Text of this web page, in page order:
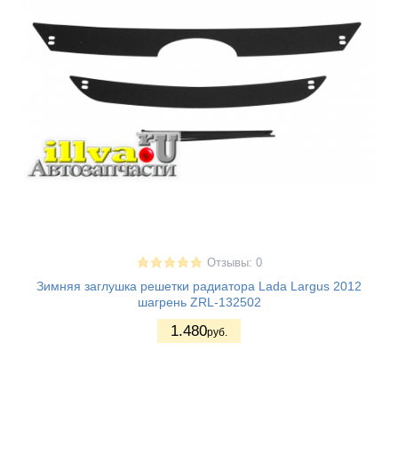
Отзывы: 0
Зимняя заглушка решетки радиатора Lada Largus 2012
шагрень ZRL-132502
1.480руб.